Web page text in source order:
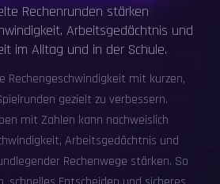
Rechenrunden stärken
Arbeitsgedächtnis und
im Alltag und in der Schule.
Rechengeschwindigkeit mit kurzen,
gezielt zu verbessern.
mit Zahlen kann nachweislich
Arbeitsgedächtnis und
Rechenwege stärken. So